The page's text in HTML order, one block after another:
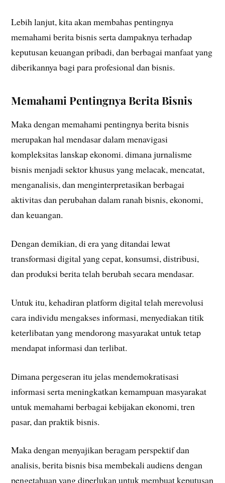
Lebih lanjut, kita akan membahas pentingnya
memahami berita bisnis serta dampaknya terhadap
keputusan keuangan pribadi, dan berbagai manfaat yang
diberikannya bagi para profesional dan bisnis.
Memahami Pentingnya Berita Bisnis
Maka dengan memahami pentingnya berita bisnis
merupakan hal mendasar dalam menavigasi
kompleksitas lanskap ekonomi. dimana jurnalisme
bisnis menjadi sektor khusus yang melacak, mencatat,
menganalisis, dan menginterpretasikan berbagai
aktivitas dan perubahan dalam ranah bisnis, ekonomi,
dan keuangan.
Dengan demikian, di era yang ditandai lewat
transformasi digital yang cepat, konsumsi, distribusi,
dan produksi berita telah berubah secara mendasar.
Untuk itu, kehadiran platform digital telah merevolusi
cara individu mengakses informasi, menyediakan titik
keterlibatan yang mendorong masyarakat untuk tetap
mendapat informasi dan terlibat.
Dimana pergeseran itu jelas mendemokratisasi
informasi serta meningkatkan kemampuan masyarakat
untuk memahami berbagai kebijakan ekonomi, tren
pasar, dan praktik bisnis.
Maka dengan menyajikan beragam perspektif dan
analisis, berita bisnis bisa membekali audiens dengan
pengetahuan yang diperlukan untuk membuat keputusan